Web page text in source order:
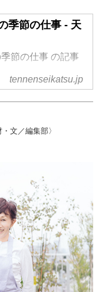
季節の仕事 - 天
節の仕事 の記事
tennenseikatsu.jp
文／編集部〉